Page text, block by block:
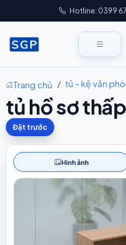
Hotline: 0399
Trang chủ tủ - kệ văn
tủ hồ sơ
Đặt trước
Hình ảnh